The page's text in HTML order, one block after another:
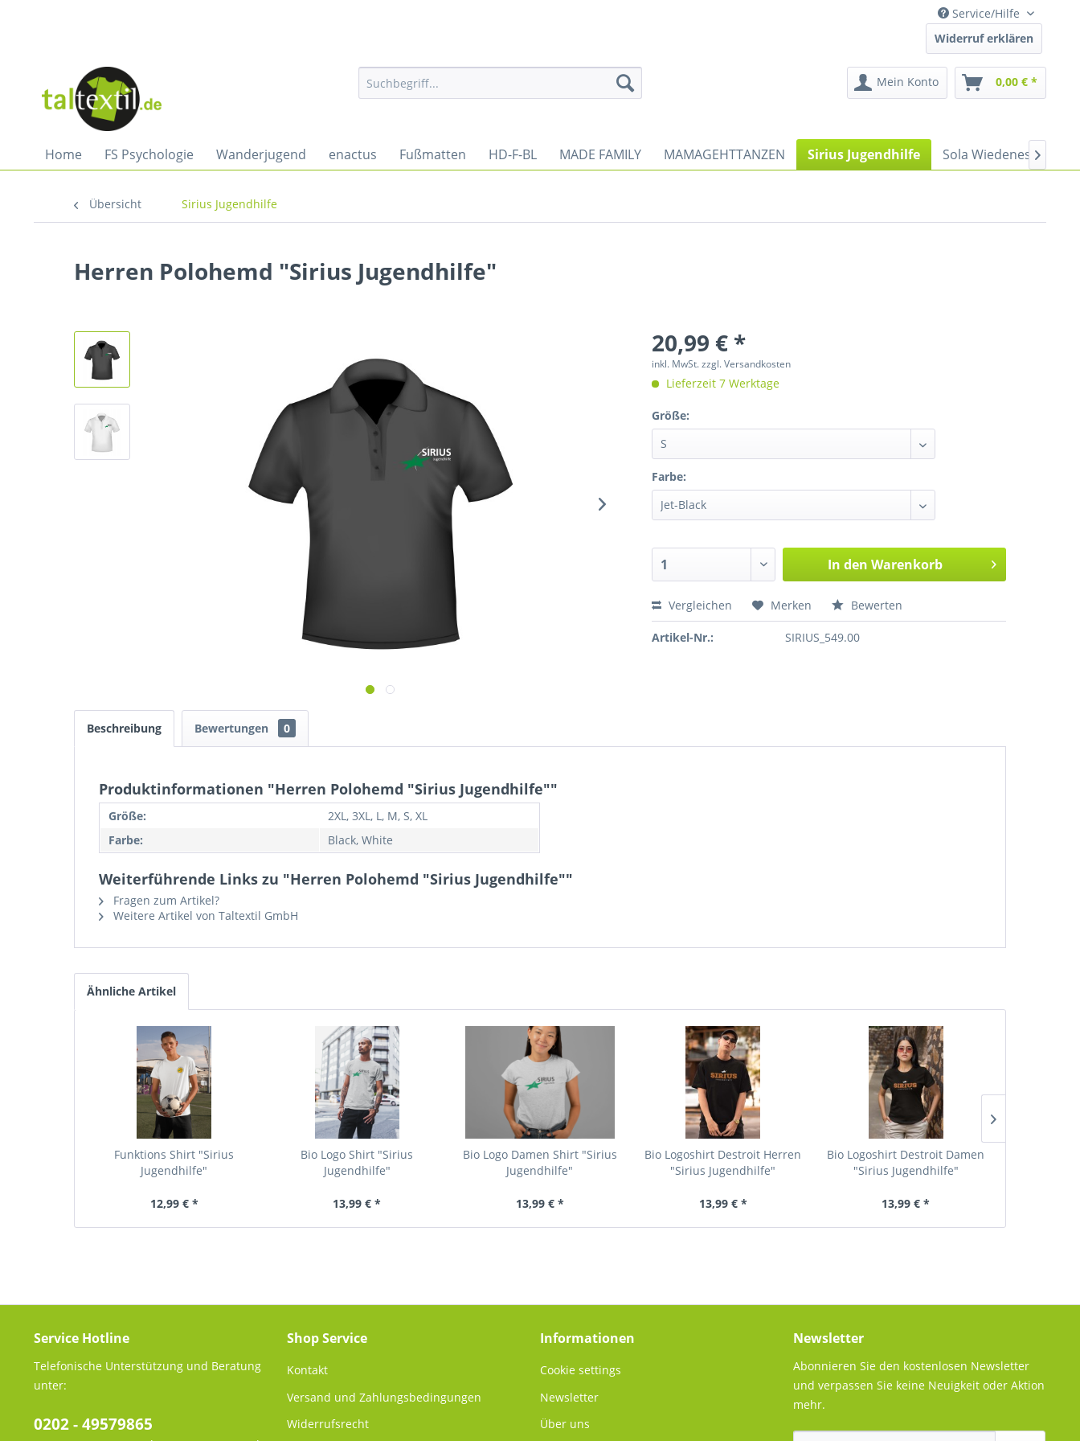
Service/Hilfe
Widerruf erklären
Mein Konto 0,00 € *
Home FS Psychologie Wanderjugend enactus Fußmatten HD-F-BL MADE FAMILY MAMAGEHTTANZEN Sirius Jugendhilfe Sola Wiedenest
Übersicht Sirius Jugendhilfe
Herren Polohemd "Sirius Jugendhilfe"
20,99 € *
inkl. MwSt.zzgl. Versandkosten
Lieferzeit 7 Werktage
Größe:
Farbe:
In den Warenkorb
Vergleichen Merken Bewerten
Artikel-Nr.: SIRIUS_549.00
Beschreibung Bewertungen 0
Produktinformationen "Herren Polohemd "Sirius Jugendhilfe""
Größe:
2XL, 3XL, L, M, S, XL
Farbe:
Black, White
Weiterführende Links zu "Herren Polohemd "Sirius Jugendhilfe""
Fragen zum Artikel?
Weitere Artikel von Taltextil GmbH
Ähnliche Artikel
Funktions Shirt "Sirius
Jugendhilfe"
12,99 € *
Bio Logo Shirt "Sirius
Jugendhilfe"
13,99 € *
Bio Logo Damen Shirt "Sirius
Jugendhilfe"
13,99 € *
Bio Logoshirt Destroit Herren
"Sirius Jugendhilfe"
13,99 € *
Bio Logoshirt Destroit Damen
"Sirius Jugendhilfe"
13,99 € *
Service Hotline
Telefonische Unterstützung und Beratung
unter:
0202 - 49579865
Shop Service
Kontakt
Versand und Zahlungsbedingungen
Widerrufsrecht
Informationen
Cookie settings
Newsletter
Über uns
Newsletter
Abonnieren Sie den kostenlosen Newsletter
und verpassen Sie keine Neuigkeit oder Aktion
mehr.